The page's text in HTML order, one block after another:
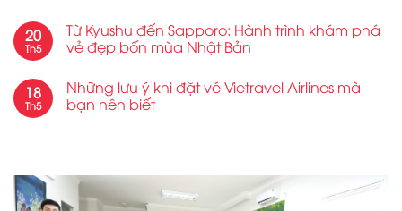
20
Th5
Từ Kyushu đến Sapporo: Hành trình khám phá
vẻ đẹp bốn mùa Nhật Bản
18
Th5
Những lưu ý khi đặt vé Vietravel Airlines mà
bạn nên biết